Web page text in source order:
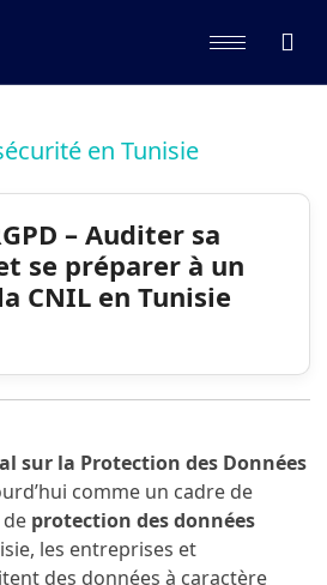
en Tunisie
– Auditer sa
se préparer à un
CNIL en Tunisie
sur la Protection des Données
comme un cadre de
protection des données
les entreprises et
des données à caractère